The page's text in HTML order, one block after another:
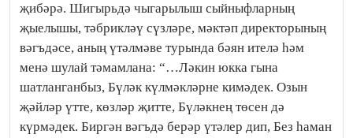
җибәрә. Шигырьдә чыгарылыш сыйныфларның
җыелышы, тәбрикләү сүзләре, мәктәп директорының
вәгъдәсе, аның үтәлмәве турында бәян ителә һәм
менә шулай тәмамлана: “…Ләкин юкка гына
шатланганбыз, Бүләк күлмәкләрне кимәдек. Озын
җәйләр үтте, көзләр җитте, Бүләкнең төсен дә
күрмәдек. Биргән вәгъдә берәр үтәлер дип, Без һаман